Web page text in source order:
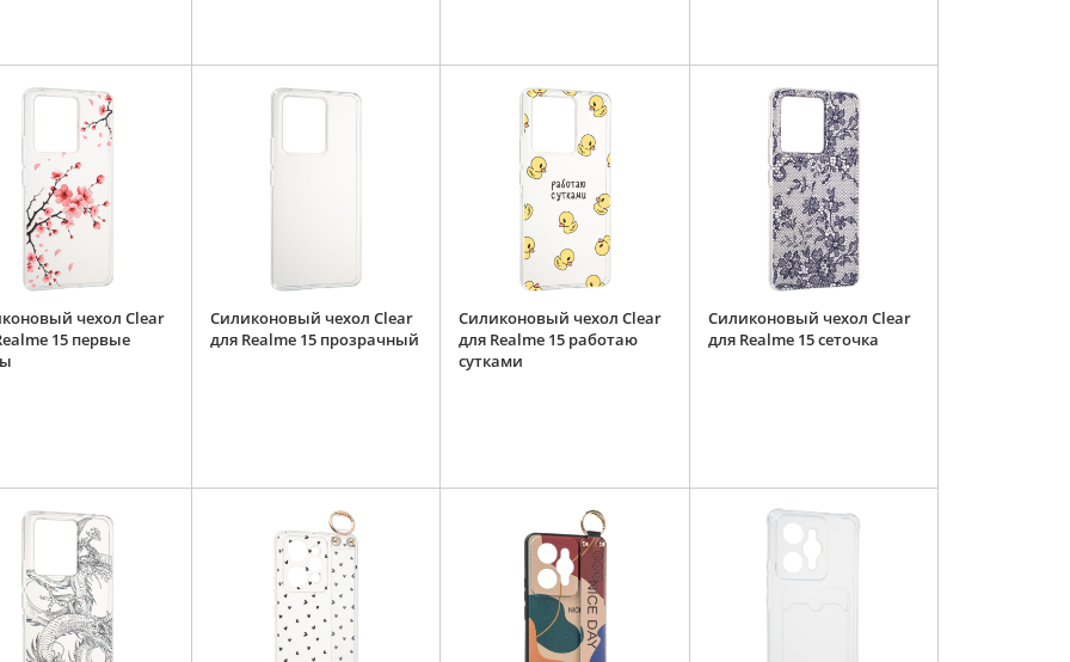
чехол Clear
15 первые
Силиконовый чехол Clear
для Realme 15 прозрачный
Силиконовый чехол Clear
для Realme 15 работаю
сутками
Силиконовый чехол Clear
для Realme 15 сеточка